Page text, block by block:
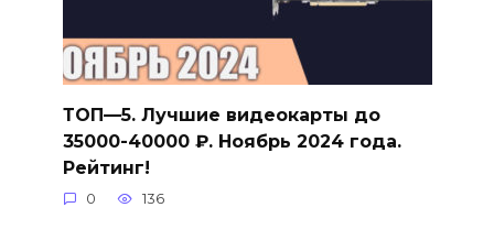
ТОП—5. Лучшие видеокарты до
35000-40000 ₽. Ноябрь 2024 года.
Рейтинг!
0 136